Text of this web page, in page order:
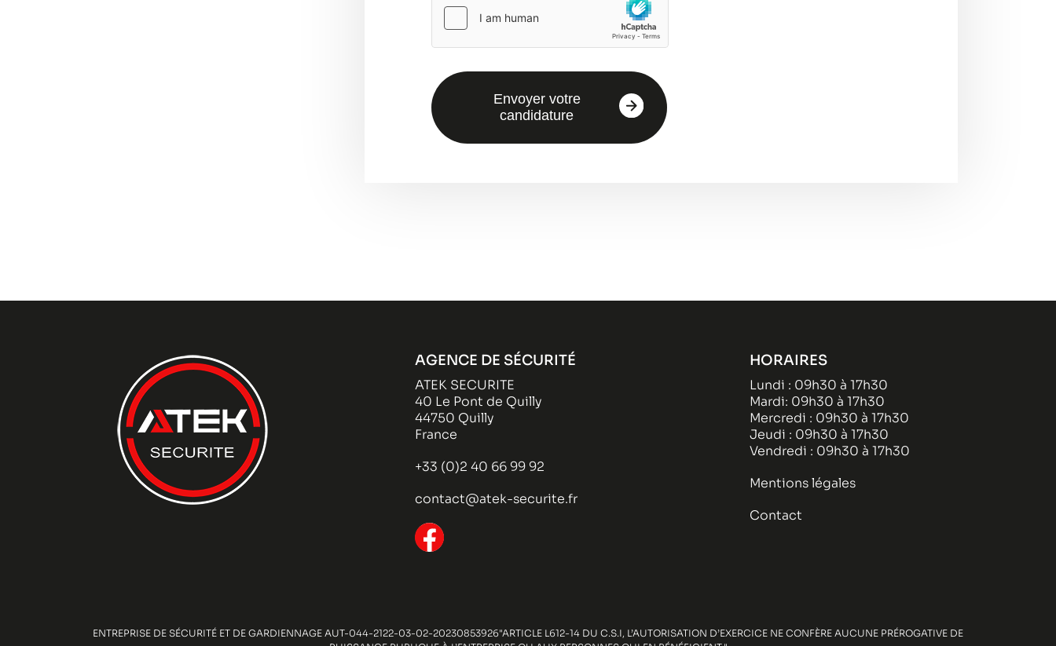
Envoyer votre
candidature
AGENCE DE SÉCURITÉ
ATEK SECURITE
40 Le Pont de Quilly
44750 Quilly
France
+33 (0)2 40 66 99 92
contact@atek-securite.fr
HORAIRES
Lundi : 09h30 à 17h30
Mardi: 09h30 à 17h30
Mercredi : 09h30 à 17h30
Jeudi : 09h30 à 17h30
Vendredi : 09h30 à 17h30
Mentions légales
Contact
ENTREPRISE DE SÉCURITÉ ET DE GARDIENNAGE AUT-044-2122-03-02-20230853926"ARTICLE L612-14 DU C.S.I, L’AUTORISATION D’EXERCICE NE CONFÈRE AUCUNE PRÉROGATIVE DE